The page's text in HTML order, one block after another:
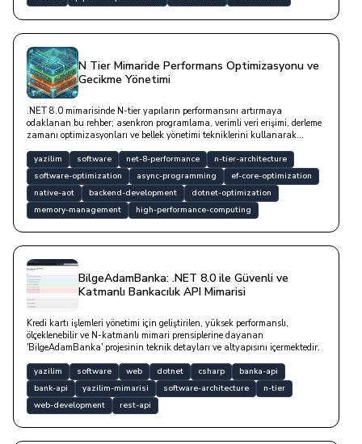
N Tier Mimaride Performans Optimizasyonu ve
Gecikme Yönetimi
.NET 8.0 mimarisinde N-tier yapıların performansını artırmaya
odaklanan bu rehber; asenkron programlama, verimli veri erişimi, derleme
zamanı optimizasyonları ve bellek yönetimi tekniklerini kullanarak
detaylarla açıklanmaktadır.
yazilim software net-8-performance
n-tier-architecture
software-optimization
async-programming
ef-core-optimization
native-aot
backend-development
dotnet-optimization
memory-management
high-performance-computing
BilgeAdamBanka: .NET 8.0 ile Güvenli ve
Katmanlı Bankacılık API Mimarisi
Kredi kartı işlemleri yönetimi için geliştirilen, yüksek performanslı,
ölçeklenebilir ve N-katmanlı mimari prensiplerine dayanan
'BilgeAdamBanka' projesinin teknik detayları ve altyapısını içermektedir.
yazilim software web dotnet csharp
banka-api
bank-api
yazilim-mimarisi software-architecture
n-tier
web-development
rest-api